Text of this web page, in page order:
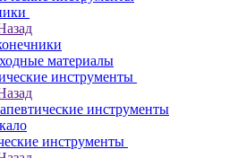
материалы
инструменты
инструменты
инструменты